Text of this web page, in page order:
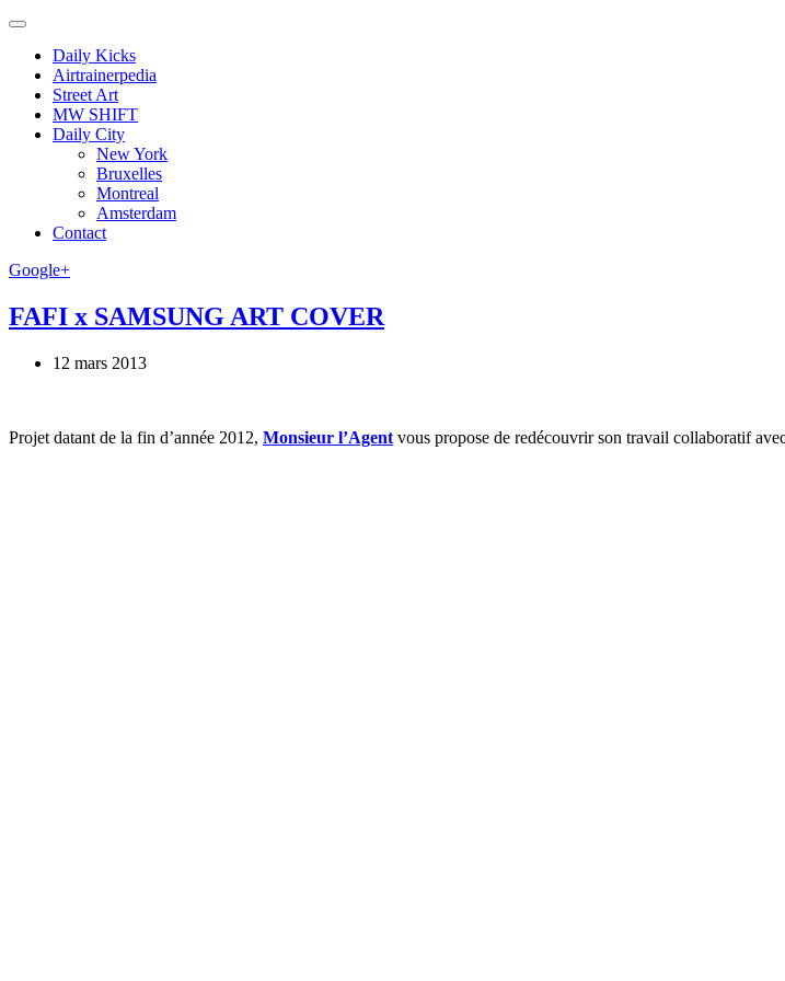
Daily Kicks
Airtrainerpedia
Street Art
MW SHIFT
Daily City
New York
Bruxelles
Montreal
Amsterdam
Contact
Google+
FAFI x SAMSUNG ART COVER
12 mars 2013
Projet datant de la fin d’année 2012, Monsieur l’Agent vous propose de redécouvrir son travail collaboratif